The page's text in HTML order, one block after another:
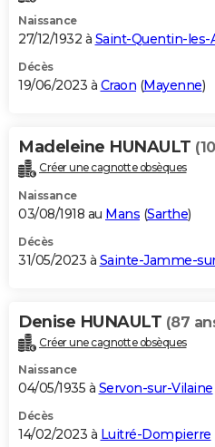
Naissance
27/12/1932 à Saint-Quentin-les-
Décès
19/06/2023 à Craon (Mayenne)
Madeleine HUNAULT
Créer une cagnotte obsèques
Naissance
03/08/1918 au Mans (Sarthe)
Décès
31/05/2023 à Sainte-Jamme-
Denise HUNAULT (87
Créer une cagnotte obsèques
Naissance
04/05/1935 à Servon-sur-Vilaine
Décès
14/02/2023 à Luitré-Dompierre